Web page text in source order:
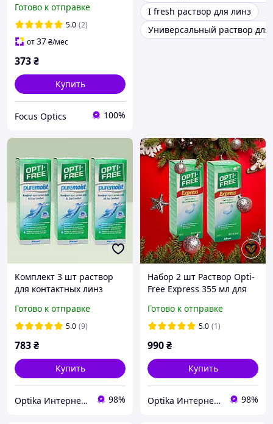
Жидкость
Готово к отправке
5.0 (2)
от37₴/мес
373₴
Купить
Focus Optics 100%
I fresh раствор для линз
Универсальный раствор для
Комплект 3 шт раствор
для контактных линз
300 мл + контейнер
жидкость вода для линз
Готово к отправке
5.0 (9)
783₴
Купить
Optika Интернет Магазин 98%
Набор 2 шт Раствор Opti-
Free Express 355 мл для
вода для линз. Жидкость
Готово к отправке
5.0 (1)
990₴
Купить
Optika Интернет Магазин 98%